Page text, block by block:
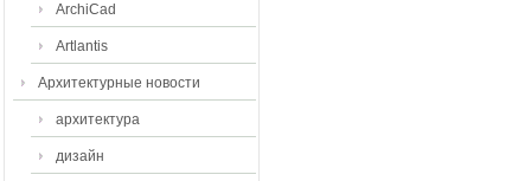
ArchiCad
Artlantis
Архитектурные новости
архитектура
дизайн